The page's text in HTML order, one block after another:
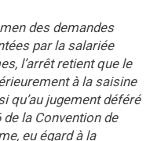
des demandes
par la salariée
l’arrêt retient que le
à la saisine
qu’au jugement déféré
de la Convention de
eu égard à la